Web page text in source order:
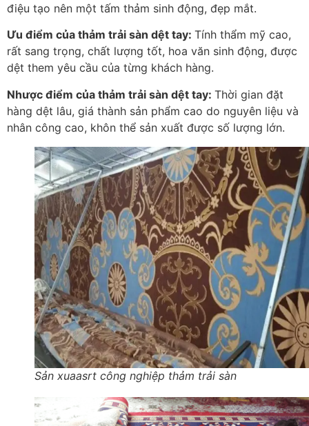
điệu tạo nên một tấm thảm sinh động, đẹp mắt.
Ưu điểm của thảm trải sàn dệt tay: Tính thẩm mỹ cao,
rất sang trọng, chất lượng tốt, hoa văn sinh động, được
dệt them yêu cầu của từng khách hàng.
Nhược điểm của thảm trải sàn dệt tay: Thời gian đặt
hàng dệt lâu, giá thành sản phẩm cao do nguyên liệu và
nhân công cao, khôn thể sản xuất được số lượng lớn.
Sản xuaasrt công nghiệp thảm trải sàn